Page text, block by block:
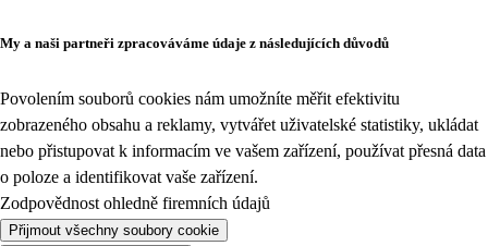
My a naši partneři zpracováváme údaje z následujících důvodů
Povolením souborů cookies nám umožníte měřit efektivitu
zobrazeného obsahu a reklamy, vytvářet uživatelské statistiky, ukládat
nebo přistupovat k informacím ve vašem zařízení, používat přesná data
o poloze a identifikovat vaše zařízení.
Zodpovědnost ohledně firemních údajů
Přijmout všechny soubory cookie